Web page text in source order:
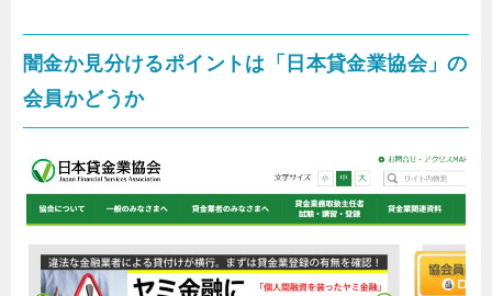
闇金か見分けるポイントは「日本貸金業協会」の
会員かどうか